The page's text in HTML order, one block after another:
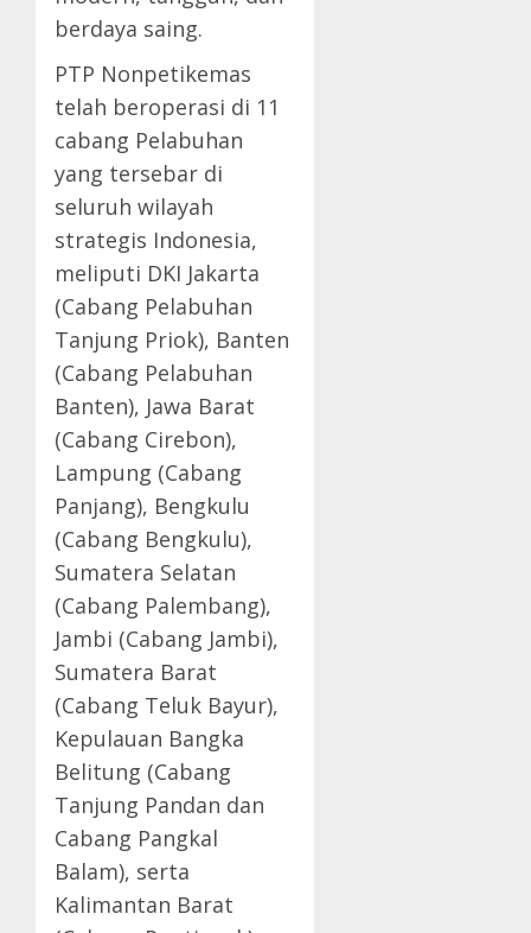
berdaya saing.
PTP Nonpetikemas
telah beroperasi di 11
cabang Pelabuhan
yang tersebar di
seluruh wilayah
strategis Indonesia,
meliputi DKI Jakarta
(Cabang Pelabuhan
Tanjung Priok), Banten
(Cabang Pelabuhan
Banten), Jawa Barat
(Cabang Cirebon),
Lampung (Cabang
Panjang), Bengkulu
(Cabang Bengkulu),
Sumatera Selatan
(Cabang Palembang),
Jambi (Cabang Jambi),
Sumatera Barat
(Cabang Teluk Bayur),
Kepulauan Bangka
Belitung (Cabang
Tanjung Pandan dan
Cabang Pangkal
Balam), serta
Kalimantan Barat